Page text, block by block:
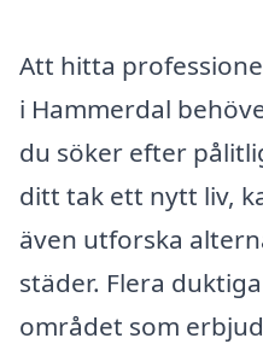
Att hitta
i Hammerdal
du söker efter
ditt tak ett nytt liv,
även utforska
städer. Flera
området som